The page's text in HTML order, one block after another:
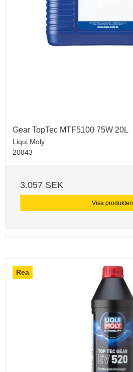
Gear TopTec MTF5100 75W 20L
Liqui Moly
20843
3.057 SEK
Visa produkten
Rea